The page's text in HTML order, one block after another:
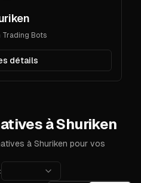
Trading Bots
détails
à Shuriken
à Shuriken pour vos